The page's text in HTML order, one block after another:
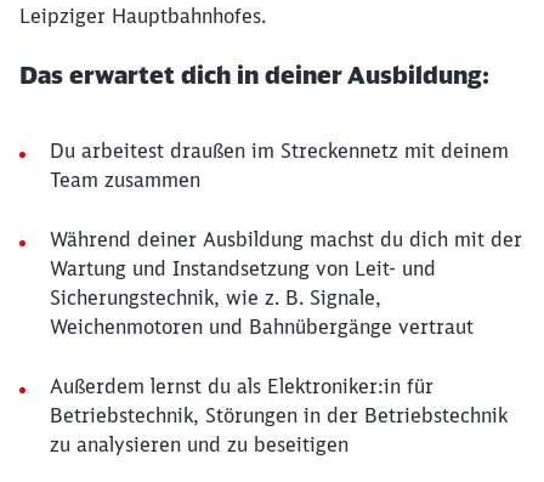
Leipziger Hauptbahnhofes.
Das erwartet dich in deiner Ausbildung:
Du arbeitest draußen im Streckennetz mit deinem
Team zusammen
Während deiner Ausbildung machst du dich mit der
Wartung und Instandsetzung von Leit- und
Sicherungstechnik, wie z. B. Signale,
Weichenmotoren und Bahnübergänge vertraut
Außerdem lernst du als Elektroniker:in für
Betriebstechnik, Störungen in der Betriebstechnik
zu analysieren und zu beseitigen